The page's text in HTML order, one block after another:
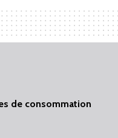
de consommation